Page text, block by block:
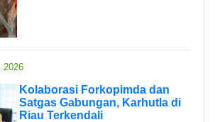
2026
Kolaborasi Forkopimda dan
Satgas Gabungan, Karhutla di
Riau Terkendali